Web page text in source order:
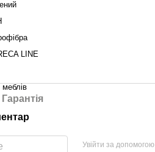
LINE
Гарантія
Увійти за допомогою